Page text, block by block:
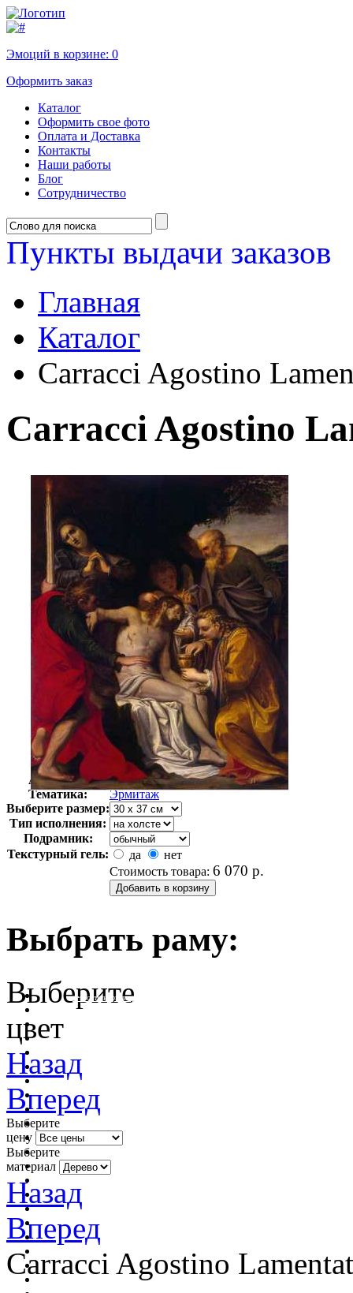
Эмоций в корзине: 0
Оформить заказ
Каталог
Оформить свое фото
Оплата и Доставка
Контакты
Наши работы
Блог
Сотрудничество
Пункты выдачи заказов
Главная
Каталог
Carracci Agostino
Carracci Agostino
Автор:
Неизвестно
Арт-стиль
Русская живопись XIX века
Тематика:
Эрмитаж
Выберите размер:
Тип исполнения:
Подрамник:
Текстурный гель:
да
нет
Стоимость товара: 6 070 р.
Выбрать раму:
очистить фильтр цвета
Выберите
цвет
Назад
Вперед
Выберите
цену
Выберите
материал
Назад
Вперед
Carracci Agostino